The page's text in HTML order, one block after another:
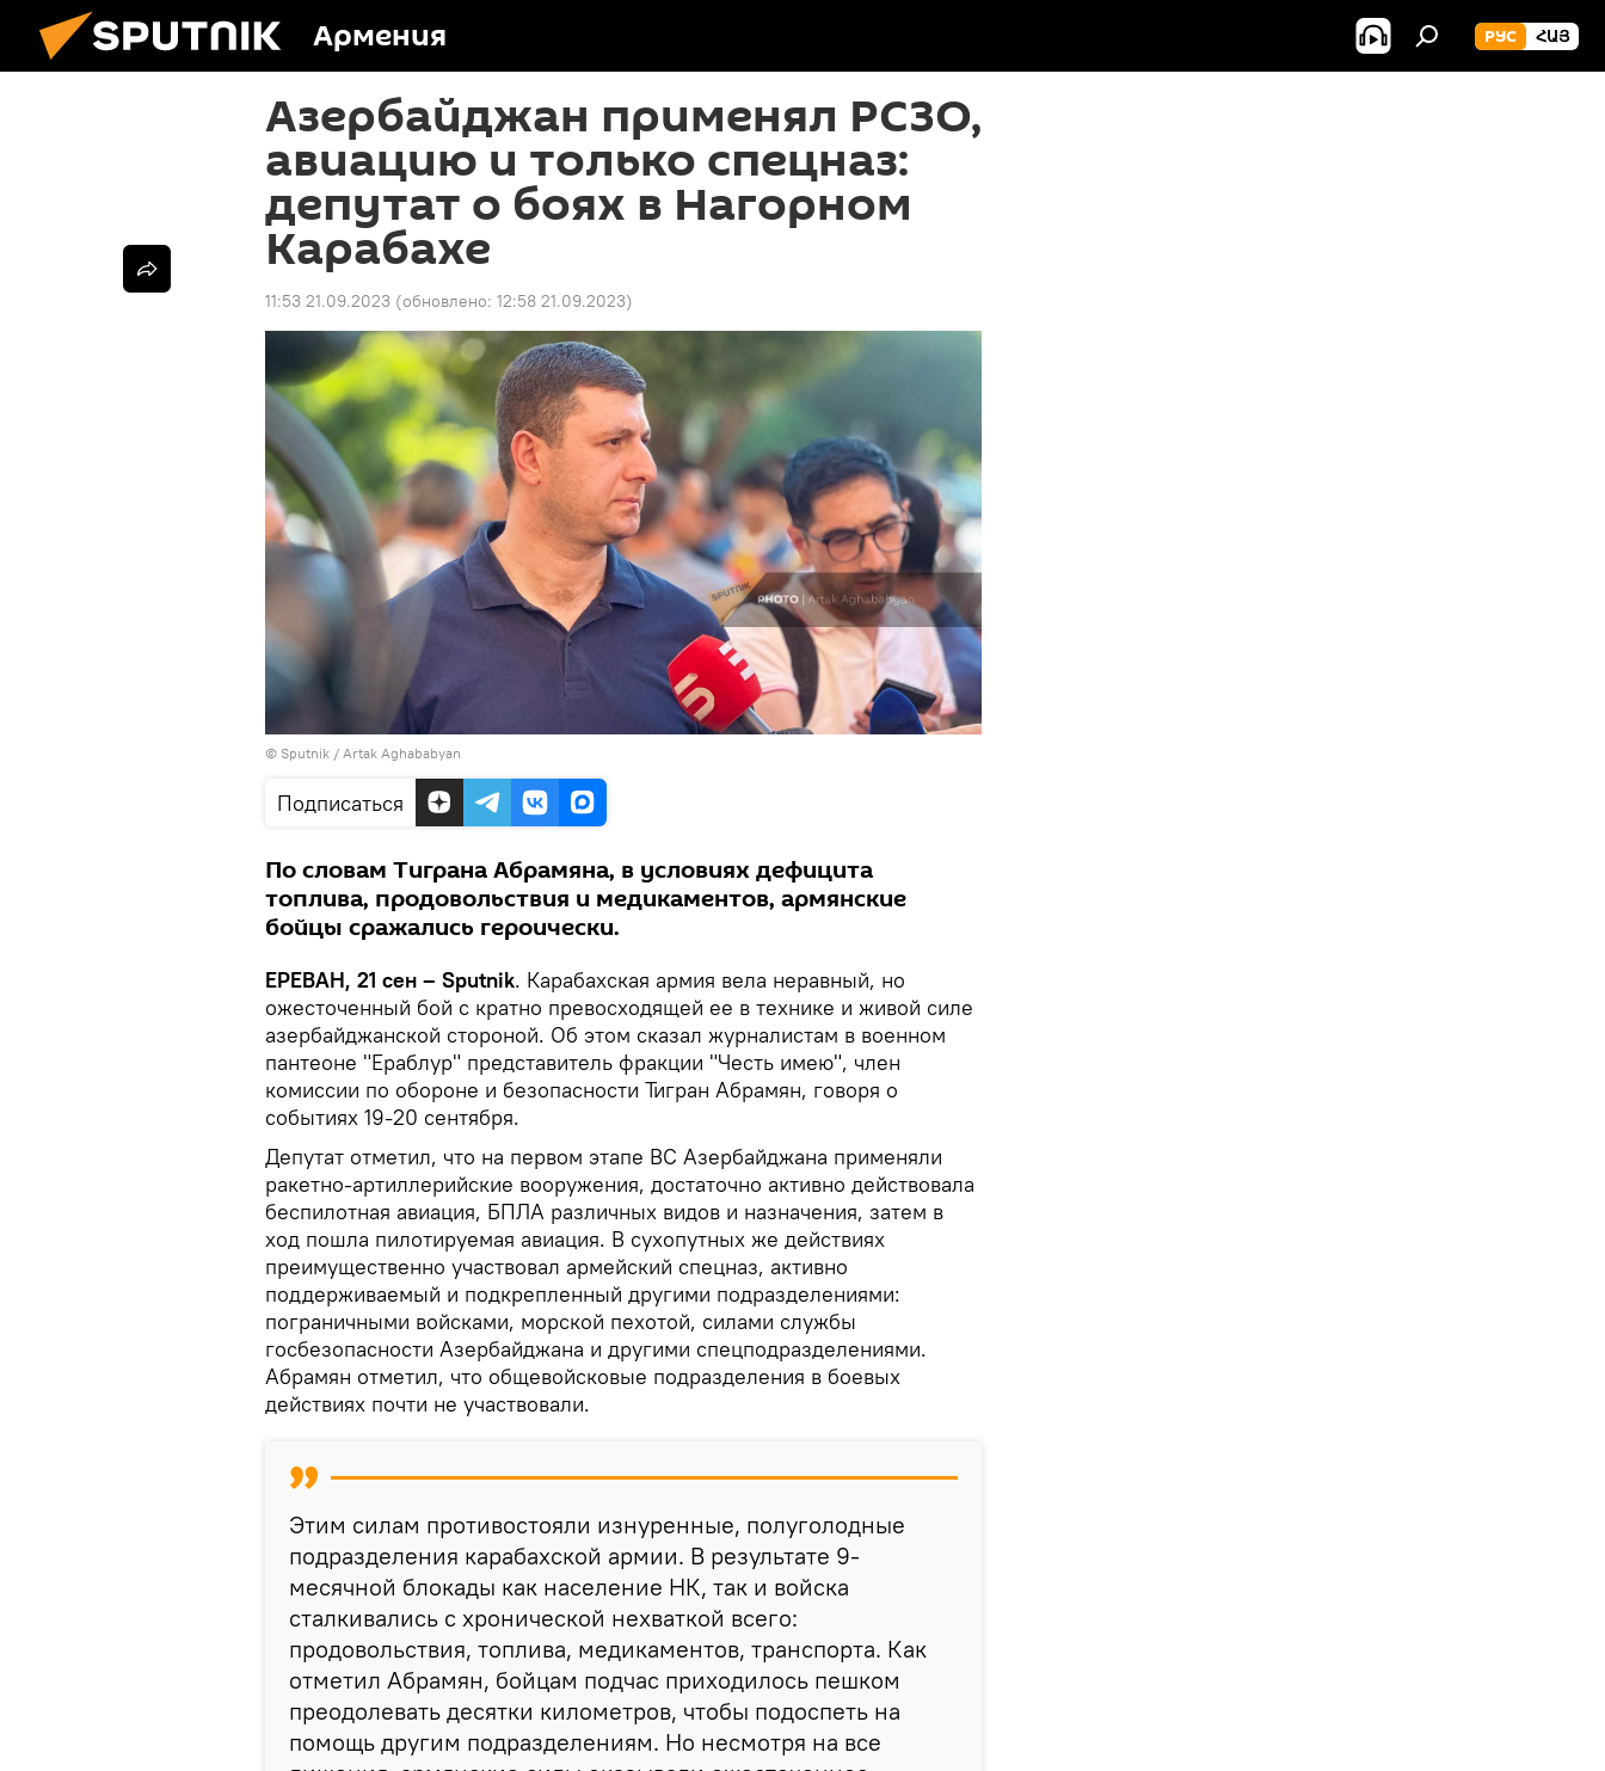
Армения РУС ՀԱՅ
Азербайджан применял РСЗО,
авиацию и только спецназ:
депутат о боях в Нагорном
Карабахе
11:53 21.09.2023 (обновлено: 12:58 21.09.2023)
© Sputnik / Artak Aghababyan
Подписаться
По словам Тиграна Абрамяна, в условиях дефицита
топлива, продовольствия и медикаментов, армянские
бойцы сражались героически.
ЕРЕВАН, 21 сен – Sputnik. Карабахская армия вела неравный, но
ожесточенный бой с кратно превосходящей ее в технике и живой силе
азербайджанской стороной. Об этом сказал журналистам в военном
пантеоне "Ераблур" представитель фракции "Честь имею", член
комиссии по обороне и безопасности Тигран Абрамян, говоря о
событиях 19-20 сентября.
Депутат отметил, что на первом этапе ВС Азербайджана применяли
ракетно-артиллерийские вооружения, достаточно активно действовала
беспилотная авиация, БПЛА различных видов и назначения, затем в
ход пошла пилотируемая авиация. В сухопутных же действиях
преимущественно участвовал армейский спецназ, активно
поддерживаемый и подкрепленный другими подразделениями:
пограничными войсками, морской пехотой, силами службы
госбезопасности Азербайджана и другими спецподразделениями.
Абрамян отметил, что общевойсковые подразделения в боевых
действиях почти не участвовали.
Этим силам противостояли изнуренные, полуголодные
подразделения карабахской армии. В результате 9-
месячной блокады как население НК, так и войска
сталкивались с хронической нехваткой всего:
продовольствия, топлива, медикаментов, транспорта. Как
отметил Абрамян, бойцам подчас приходилось пешком
преодолевать десятки километров, чтобы подоспеть на
помощь другим подразделениям. Но несмотря на все